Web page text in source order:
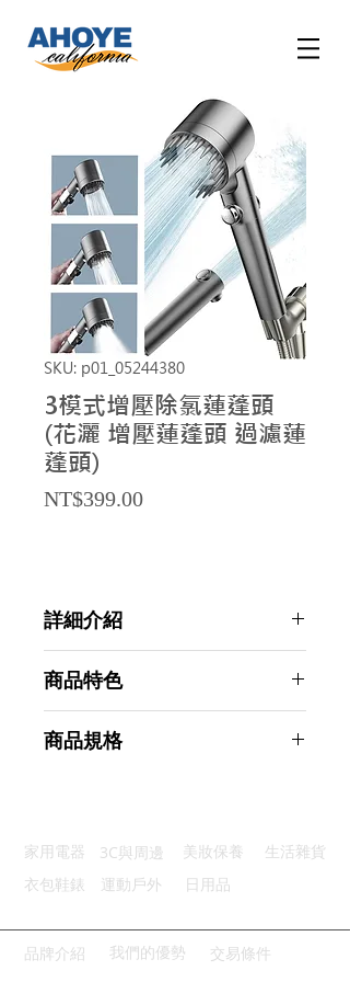
SKU: p01_05244380
3模式增壓除氯蓮蓬頭
(花灑 增壓蓮蓬頭 過濾蓮
蓬頭)
NT$399.00Price
詳細介紹
商品特色
三種模式：全方位設計滿足需求
商品規格
主要材質：ABS
商品尺寸：24*7.2*7.2cm
產地名稱：中國大陸
代理商：亞桓有限公司
家用電器 3C與周邊 美妝保養
生活雜貨
衣包鞋錶
運動戶外 日用品
品牌介紹 我們的優勢 交易條件